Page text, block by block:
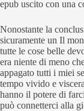
epub uscito con una
Nonostante la
sicuramente un Il
tutte le cose belle
era niente di meno
appagato tutti i miei
tempo vivido e
hanno il potere di
può connetterci alla